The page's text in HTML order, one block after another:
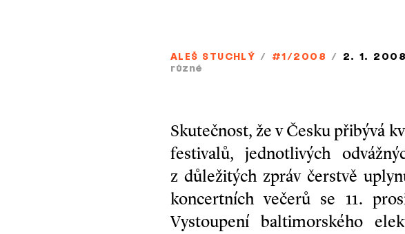
ALEŠ STUCHLÝ / #1/2008 /
2. 1. 2008
různé
Skutečnost, že v Česku přibývá
festivalů, jednotlivých
z důležitých zpráv čerstvě
koncertních večerů se 11.
Vystoupení baltimorského